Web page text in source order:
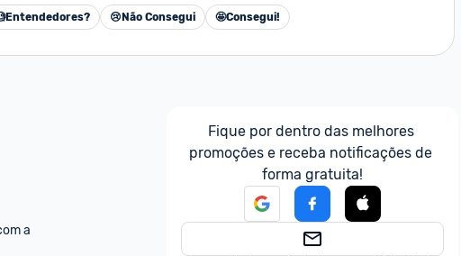
Entendedores? 😢 Não Consegui 🤩Consegui!
a
Fique por dentro das melhores
promoções e receba notificações de
forma gratuita!